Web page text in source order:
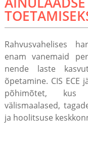
Rahvusvahelises
enam vanemaid
nende laste
õpetamine. CIS ECE
põhimõtet, kus
välismaalased,
ja hoolitsuse